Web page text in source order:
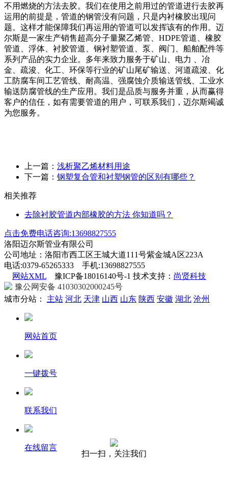
不用燃烧的方法去胶。我们在使用之前用过的管道进行去胶再
运用的前提是，管道的钢管没有问题，只是内衬橡胶出现问
题。这样才能保障我们再运用的管道可以发挥该有的作用。迈
尔斯是一家生产销售超高分子量聚乙烯管、HDPE管道、橡胶
管道、浮体、衬胶管道、钢衬塑管道、泵、阀门、船舶配件等
系列产品的实力企业。多年来致力服务于矿山、电力 、冶
金、疏浚、化工、环保等行业的矿山尾矿输送、河道疏浚、化
工防腐车间工艺管线、耐高温、强腐蚀介质输送管线、工业水
输送防腐管线的生产应用。我们是品质与服务并重，从而赢得
客户的信任，如有需要管道的用户，可联系我们，迈尔斯竭诚
为您服务。
上一篇： 浅析聚乙烯材料用途
下一篇： 钢塑复合管和衬塑钢管的区别有哪些？
相关推荐
去除衬胶管道内部橡胶的方法 你知道吗？
点击免费电话咨询:13698827555
洛阳迈尔斯管业有限公司
公司地址：洛阳市西工区王城大道111号紫金城A区223A
电话:0379-65265333 手机:13698827555
网站XML 豫ICP备18016140号-1 技术支持： 尚贤科技
豫公网安备 41030302000245号
城市分站：
主站 河北 天津 山西 山东 陕西 安徽 湖北 沧州
网站首页
一键拨号
联系我们
在线留言
扫一扫，关注我们